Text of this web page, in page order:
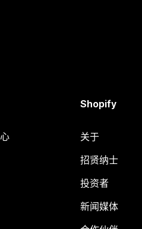
Shopify
关于
招贤纳士
投资者
新闻媒体